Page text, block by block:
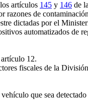
artículos 145 y 146 de la
de
dictadas por el
automatizados de
12.
fiscales de la
que sea detectado